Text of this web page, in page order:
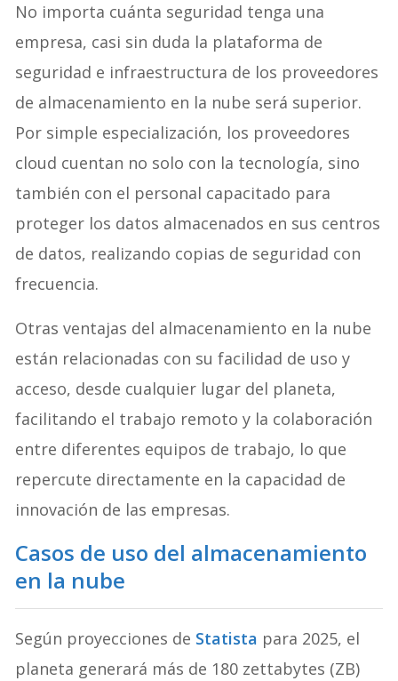
No importa cuánta seguridad tenga una
empresa, casi sin duda la plataforma de
seguridad e infraestructura de los proveedores
de almacenamiento en la nube será superior.
Por simple especialización, los proveedores
cloud cuentan no solo con la tecnología, sino
también con el personal capacitado para
proteger los datos almacenados en sus centros
de datos, realizando copias de seguridad con
frecuencia.
Otras ventajas del almacenamiento en la nube
están relacionadas con su facilidad de uso y
acceso, desde cualquier lugar del planeta,
facilitando el trabajo remoto y la colaboración
entre diferentes equipos de trabajo, lo que
repercute directamente en la capacidad de
innovación de las empresas.
Casos de uso del almacenamiento
en la nube
Según proyecciones de Statista para 2025, el
planeta generará más de 180 zettabytes (ZB)